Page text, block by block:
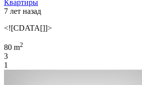
Квартиры
7 лет назад
<![CDATA[]]>
80 m2
3
1